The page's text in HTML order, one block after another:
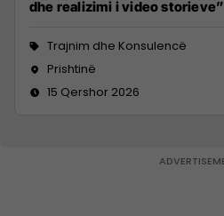
dhe realizimi i video storieve”
Trajnim dhe Konsulencë
Prishtinë
15 Qershor 2026